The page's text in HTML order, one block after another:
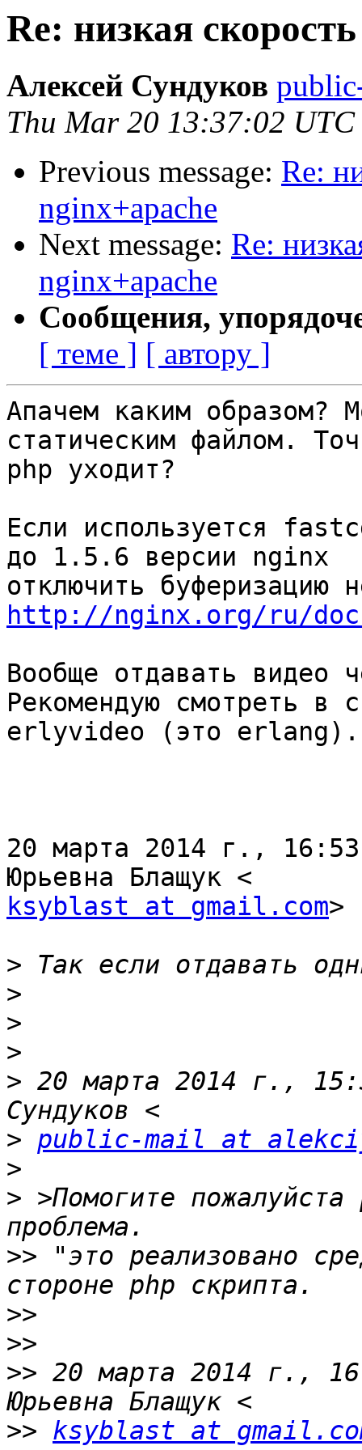
Re: низкая
Алексей Сундуков
Thu Mar 20 13:37:02 UTC
Previous message: Re:
nginx+apache
Next message: Re:
nginx+apache
Сообщения,
[ теме ] [ автору ]
Апачем каким образом?
статическим файлом.
php уходит?
Если используется
до 1.5.6 версии nginx
http://nginx.org/ru/
Вообще отдавать видео
Рекомендую смотреть в
erlyvideo (это erlang).
20 марта 2014 г., 16:53
ksyblast at gmail.com>
>
>
>
>
> 20 марта 2014 г.,
> public-mail at
>
> >Помогите
>> "это реализовано
>>
>>
>> 20 марта 2014 г.,
>> ksyblast at